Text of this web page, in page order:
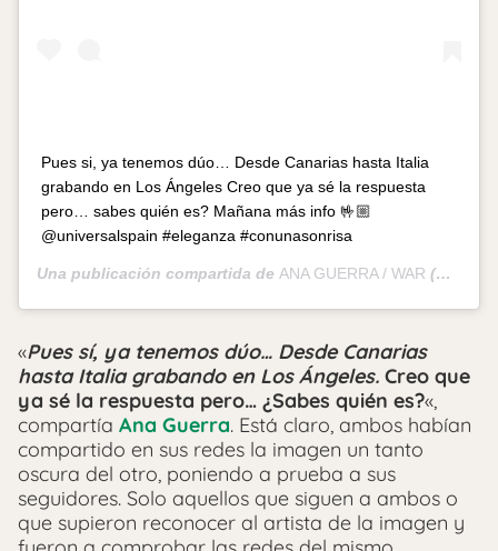
Pues si, ya tenemos dúo… Desde Canarias hasta Italia
grabando en Los Ángeles Creo que ya sé la respuesta
pero… sabes quién es? Mañana más info 🤟🏼
@universalspain #eleganza #conunasonrisa
Una publicación compartida de ANA GUERRA / WAR (@anaguerramusic) el
«Pues sí, ya tenemos dúo… Desde Canarias
hasta Italia grabando en Los Ángeles. Creo que
ya sé la respuesta pero… ¿Sabes quién es?«,
compartía Ana Guerra. Está claro, ambos habían
compartido en sus redes la imagen un tanto
oscura del otro, poniendo a prueba a sus
seguidores. Solo aquellos que siguen a ambos o
que supieron reconocer al artista de la imagen y